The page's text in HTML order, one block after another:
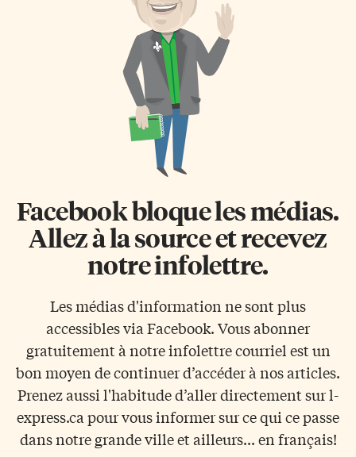
Facebook bloque les médias.
Allez à la source et recevez
notre infolettre.
Les médias d'information ne sont plus
accessibles via Facebook. Vous abonner
gratuitement à notre infolettre courriel est un
bon moyen de continuer d’accéder à nos articles.
Prenez aussi l'habitude d’aller directement sur l-
express.ca pour vous informer sur ce qui ce passe
dans notre grande ville et ailleurs... en français!